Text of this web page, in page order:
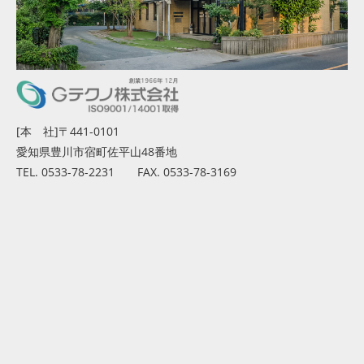
[本 社]〒441-0101
愛知県豊川市宿町佐平山48番地
TEL. 0533-78-2231 FAX. 0533-78-3169